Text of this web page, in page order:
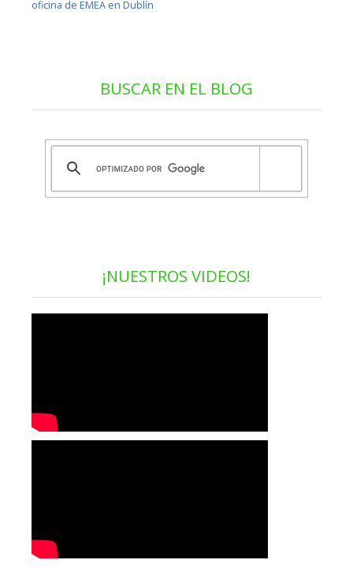
oficina de EMEA en Dublín
BUSCAR EN EL BLOG
¡NUESTROS VIDEOS!